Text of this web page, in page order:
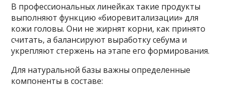
В профессиональных линейках такие продукты
выполняют функцию «биоревитализации» для
кожи головы. Они не жирнят корни, как принято
считать, а балансируют выработку себума и
укрепляют стержень на этапе его формирования.
Для натуральной базы важны определенные
компоненты в составе: